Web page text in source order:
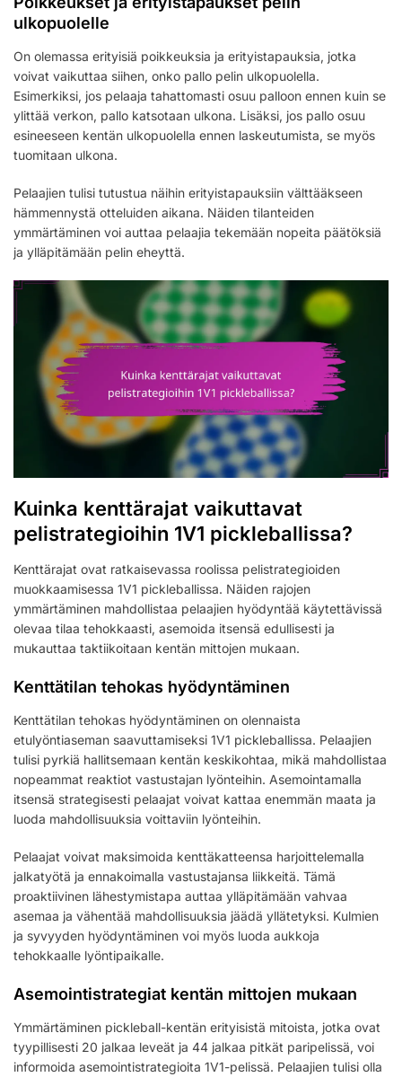
ulkopuolelle
On olemassa erityisiä poikkeuksia ja erityistapauksia, jotka
voivat vaikuttaa siihen, onko pallo pelin ulkopuolella.
Esimerkiksi, jos pelaaja tahattomasti osuu palloon ennen kuin se
ylittää verkon, pallo katsotaan ulkona. Lisäksi, jos pallo osuu
esineeseen kentän ulkopuolella ennen laskeutumista, se myös
tuomitaan ulkona.
Pelaajien tulisi tutustua näihin erityistapauksiin välttääkseen
hämmennystä otteluiden aikana. Näiden tilanteiden
ymmärtäminen voi auttaa pelaajia tekemään nopeita päätöksiä
ja ylläpitämään pelin eheyttä.
Kuinka kenttärajat vaikuttavat
pelistrategioihin 1V1 pickleballissa?
Kenttärajat ovat ratkaisevassa roolissa pelistrategioiden
muokkaamisessa 1V1 pickleballissa. Näiden rajojen
ymmärtäminen mahdollistaa pelaajien hyödyntää käytettävissä
olevaa tilaa tehokkaasti, asemoida itsensä edullisesti ja
mukauttaa taktiikoitaan kentän mittojen mukaan.
Kenttätilan tehokas hyödyntäminen
Kenttätilan tehokas hyödyntäminen on olennaista
etulyöntiaseman saavuttamiseksi 1V1 pickleballissa. Pelaajien
tulisi pyrkiä hallitsemaan kentän keskikohtaa, mikä mahdollistaa
nopeammat reaktiot vastustajan lyönteihin. Asemointamalla
itsensä strategisesti pelaajat voivat kattaa enemmän maata ja
luoda mahdollisuuksia voittaviin lyönteihin.
Pelaajat voivat maksimoida kenttäkatteensa harjoittelemalla
jalkatyötä ja ennakoimalla vastustajansa liikkeitä. Tämä
proaktiivinen lähestymistapa auttaa ylläpitämään vahvaa
asemaa ja vähentää mahdollisuuksia jäädä yllätetyksi. Kulmien
ja syvyyden hyödyntäminen voi myös luoda aukkoja
tehokkaalle lyöntipaikalle.
Asemointistrategiat kentän mittojen mukaan
Ymmärtäminen pickleball-kentän erityisistä mitoista, jotka ovat
tyypillisesti 20 jalkaa leveät ja 44 jalkaa pitkät paripelissä, voi
informoida asemointistrategioita 1V1-pelissä. Pelaajien tulisi olla